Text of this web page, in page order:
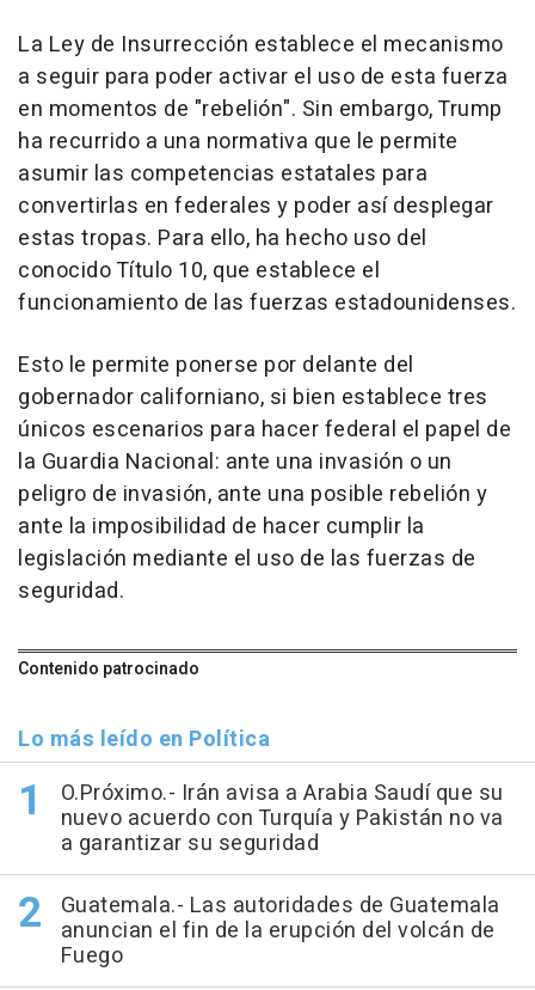
La Ley de Insurrección establece el mecanismo
a seguir para poder activar el uso de esta fuerza
en momentos de "rebelión". Sin embargo, Trump
ha recurrido a una normativa que le permite
asumir las competencias estatales para
convertirlas en federales y poder así desplegar
estas tropas. Para ello, ha hecho uso del
conocido Título 10, que establece el
funcionamiento de las fuerzas estadounidenses.
Esto le permite ponerse por delante del
gobernador californiano, si bien establece tres
únicos escenarios para hacer federal el papel de
la Guardia Nacional: ante una invasión o un
peligro de invasión, ante una posible rebelión y
ante la imposibilidad de hacer cumplir la
legislación mediante el uso de las fuerzas de
seguridad.
Contenido patrocinado
Lo más leído en Política
O.Próximo.- Irán avisa a Arabia Saudí que su
nuevo acuerdo con Turquía y Pakistán no va
a garantizar su seguridad
Guatemala.- Las autoridades de Guatemala
anuncian el fin de la erupción del volcán de
Fuego